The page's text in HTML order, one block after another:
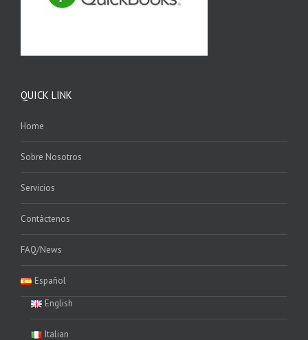
QUICK LINK
Home
Sobre Nosotros
Servicios
Contáctenos
FAQ/News
Español
English
Italian